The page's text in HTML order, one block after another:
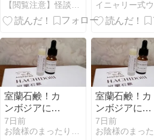
にっこり笑っ
た。前歯が黄
た。一本欠け
てた。 「生き
てりゃいいこ
とあるよ～」
そう言い残し
てオッサンは
下に降りてい
った
室蘭石鹸！カ
ンボジアに小
学校を建設し
就労支援まで
7日前
室蘭石鹸！カ
ンボジアに小
学校を建設し
就労支援まで
7日前